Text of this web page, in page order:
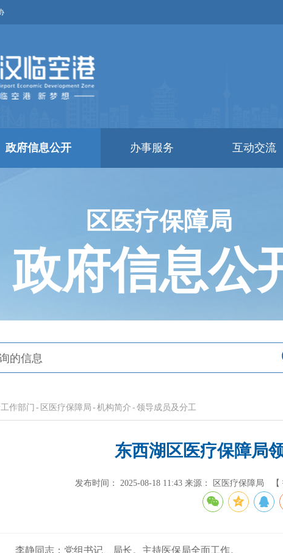
政府信息公开 办事服务 互动交流
区医疗保障局
政府信息公
作部门 - 区医疗保障局 - 机构简介 - 领导成员及分工
东西湖区医疗保障局
发布时间： 2025-08-18 11:43 来源： 区医疗保障局
李静同志：党组书记、局长。主持医保局全面工作。